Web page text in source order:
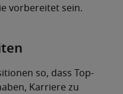
vorbereitet sein.
so, dass Top-
Karriere zu